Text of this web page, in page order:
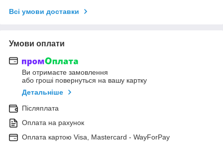
Всі умови доставки
Умови оплати
Ви отримаєте замовлення
або гроші повернуться на вашу картку
Детальніше
Післяплата
Оплата на рахунок
Оплата картою Visa, Mastercard - WayForPay